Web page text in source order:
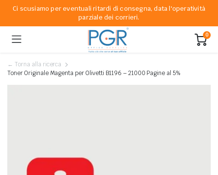
Ci scusiamo per eventuali ritardi di consegna, data l'operatività
parziale dei corrieri.
0
← Torna alla ricerca
Toner Originale Magenta per Olivetti B1196 – 21000 Pagine al 5%